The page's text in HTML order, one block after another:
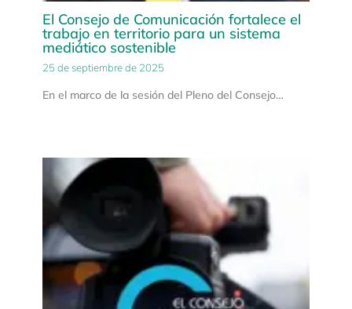
El Consejo de Comunicación fortalece el
trabajo en territorio para un sistema
mediático sostenible
25 de septiembre de 2025
En el marco de la sesión del Pleno del Consejo…